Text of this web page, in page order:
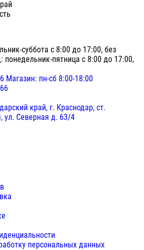
суббота с 8:00 до 17:00, без
понедельник-пятница с 8:00 до 17:00,
Магазин: пн-сб 8:00-18:00
край, г. Краснодар, ст.
ул. Северная д. 63/4
персональных данных